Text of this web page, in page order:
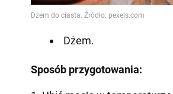
Dżem.
Sposób przygotowania: